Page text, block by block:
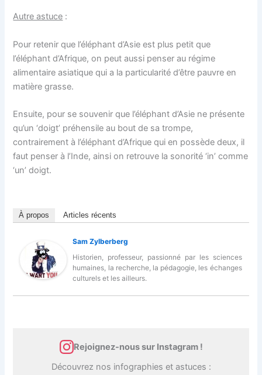
Autre astuce :
Pour retenir que l’éléphant d’Asie est plus petit que
l’éléphant d’Afrique, on peut aussi penser au régime
alimentaire asiatique qui a la particularité d’être pauvre en
matière grasse.
Ensuite, pour se souvenir que l’éléphant d’Asie ne présente
qu’un ‘doigt’ préhensile au bout de sa trompe,
contrairement à l’éléphant d’Afrique qui en possède deux, il
faut penser à l’Inde, ainsi on retrouve la sonorité ‘in’ comme
‘un’ doigt.
À propos Articles récents
Sam Zylberberg
Historien, professeur, passionné par les sciences
humaines, la recherche, la pédagogie, les échanges
culturels et les ailleurs.
Rejoignez-nous sur Instagram !
Découvrez nos infographies et astuces :